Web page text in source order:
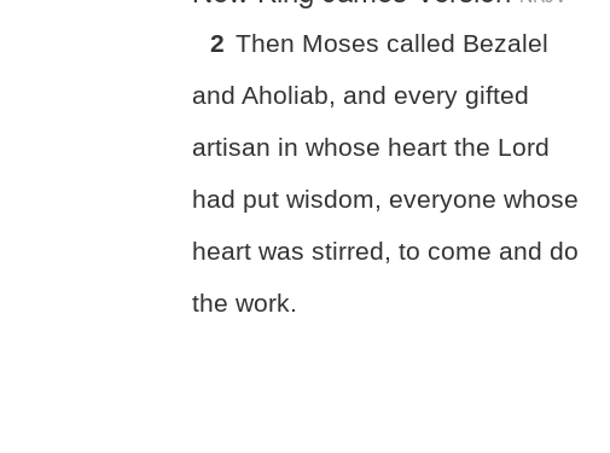
2 Then Moses called Bezalel
and Aholiab, and every gifted
artisan in whose heart the Lord
had put wisdom, everyone whose
heart was stirred, to come and do
the work.